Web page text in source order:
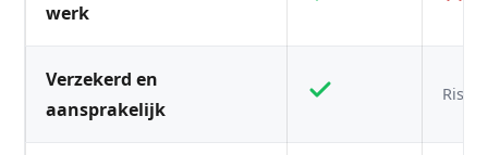
werk
Verzekerd en
aansprakelijk